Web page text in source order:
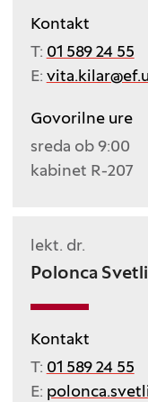
Kontakt
T: 01 589 24 55
E:
Govorilne ure
sreda ob 9:00
kabinet R-207
lekt. dr.
Polonca
Kontakt
T: 01 589 24 55
E: